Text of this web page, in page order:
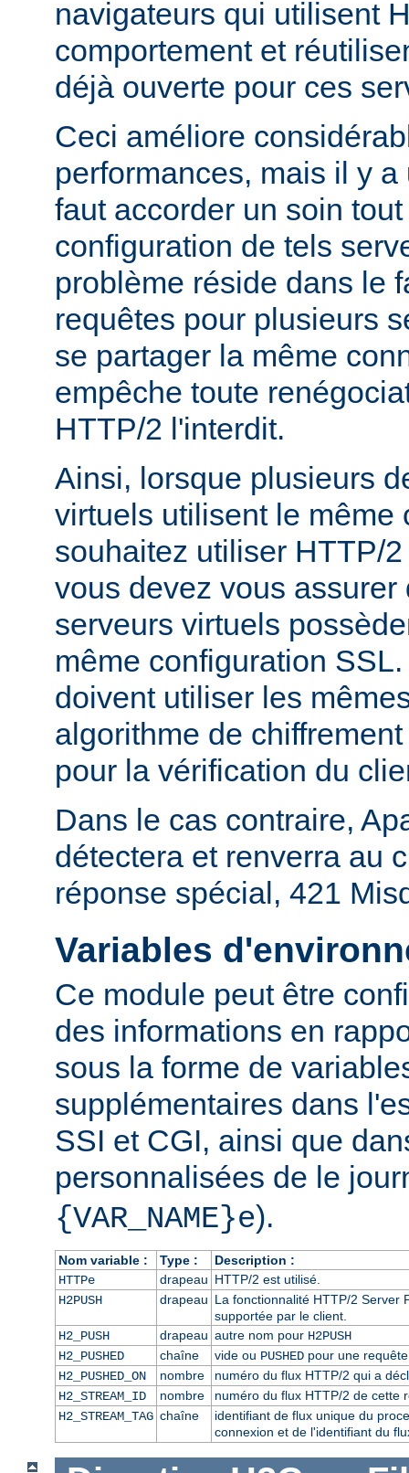
navigateurs qui utilisent
comportement et
déjà ouverte pour ces
Ceci améliore
performances, mais il y
faut accorder un soin
configuration de tels
problème réside dans le
requêtes pour plusieurs
se partager la même
empêche toute
HTTP/2 l'interdit.
Ainsi, lorsque plusieurs
virtuels utilisent le même
souhaitez utiliser HTTP/
vous devez vous assurer
serveurs virtuels
même configuration
doivent utiliser les
algorithme de
pour la vérification du
Dans le cas contraire,
détectera et renverra au
réponse spécial, 421
Variables
Ce module peut être
des informations en
sous la forme de
supplémentaires dans
SSI et CGI, ainsi que
personnalisées de le
{VAR_NAME}e).
Nom variable : Type :
Description :
HTTPe
drapeau HTTP/2 est utilisé.
H2PUSH
drapeau La fonctionnalité HTTP/2 Server
supportée par le client.
H2_PUSH
drapeau autre nom pour H2PUSH
H2_PUSHED
chaîne vide ou PUSHEDpour une
H2_PUSHED_ON
nombre
numéro du flux HTTP/2 qui a
H2_STREAM_ID
nombre
numéro du flux HTTP/2 de cette
H2_STREAM_TAG chaîne
identifiant de flux unique du
connexion et de l'identifiant du